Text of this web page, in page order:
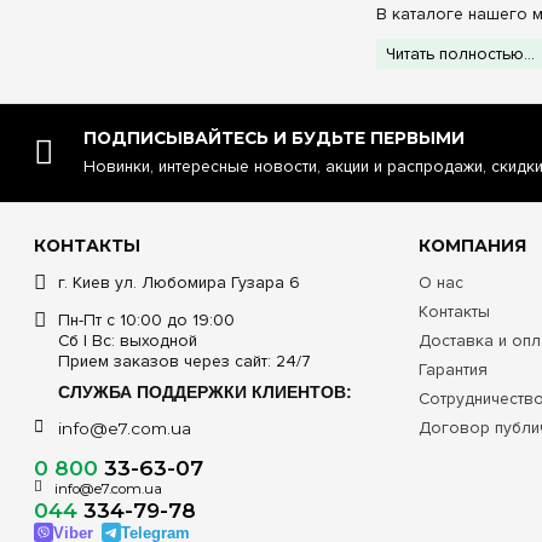
В каталоге нашего
Castle C-
нагрева.
управления.
затраты на
сочетается с
Читать полностью...
ПОДПИСЫВАЙТЕСЬ И БУДЬТЕ ПЕРВЫМИ
Новинки, интересные новости, акции и распродажи,
КОНТАКТЫ
г. Киев ул. Любомира Гузара 6
Пн-Пт с 10:00 до 19:00
Сб | Вс: выходной
Прием заказов через сайт: 24/7
СЛУЖБА ПОДДЕРЖКИ КЛИЕНТОВ:
info@e7.com.ua
0 800 33-63-07
info@e7.com.ua
044334-79-78
Viber Telegram
КОМПАНИЯ
О нас
Контакты
Доставка и
Гарантия
Сотрудничество
Договор